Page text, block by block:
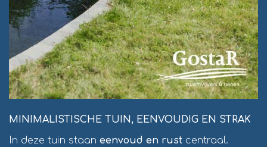
MINIMALISTISCHE TUIN, EENVOUDIG EN STRAK
In deze tuin staan eenvoud en rust centraal.